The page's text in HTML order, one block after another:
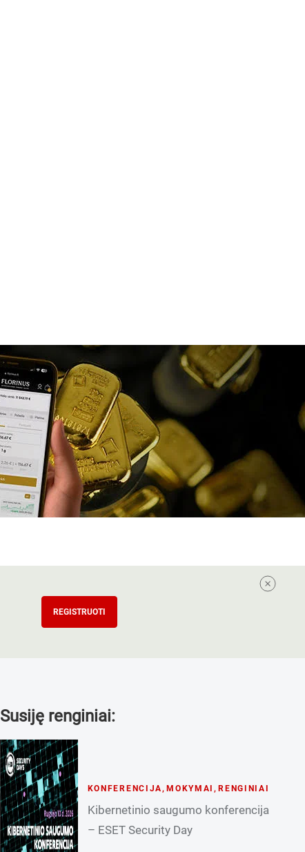
REGISTRUOTI
Susiję renginiai:
KONFERENCIJA, MOKYMAI, RENGINIAI
Kibernetinio saugumo konferencija
– ESET Security Day